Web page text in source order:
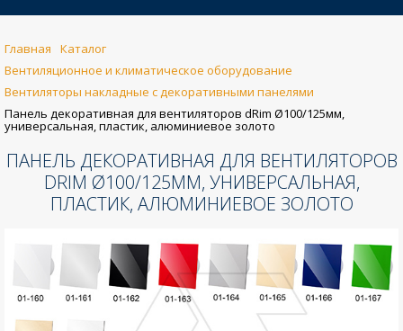
Главная
Каталог
Вентиляционное и климатическое оборудование
Вентиляторы накладные с декоративными панелями
Панель декоративная для вентиляторов dRim Ø100/125мм,
универсальная, пластик, алюминиевое золото
ПАНЕЛЬ ДЕКОРАТИВНАЯ ДЛЯ ВЕНТИЛЯТОРОВ
DRIM Ø100/125ММ, УНИВЕРСАЛЬНАЯ,
ПЛАСТИК, АЛЮМИНИЕВОЕ ЗОЛОТО